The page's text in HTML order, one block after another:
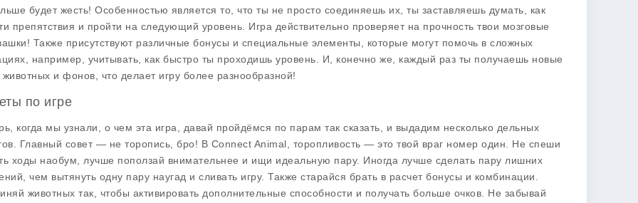
будет жесть! Особенностью является то, что ты не просто соединяешь их, ты заставляешь думать, как
препятствия и пройти на следующий уровень. Игра действительно проверяет на прочность твои мозговые
Также присутствуют различные бонусы и специальные элементы, которые могут помочь в сложных
например, учитывать, как быстро ты проходишь уровень. И, конечно же, каждый раз ты получаешь новые
и фонов, что делает игру более разнообразной!
по игре
когда мы узнали, о чем эта игра, давай пройдёмся по парам так сказать, и выдадим несколько дельных
Главный совет — не торопись, бро! В Connect Animal, торопливость — это твой враг номер один. Не спеши
ходы наобум, лучше поползай внимательнее и ищи идеальную пару. Иногда лучше сделать пару лишних
чем вытянуть одну пару наугад и сливать игру. Также старайся брать в расчет бонусы и комбинации.
животных так, чтобы активировать дополнительные способности и получать больше очков. Не забывай